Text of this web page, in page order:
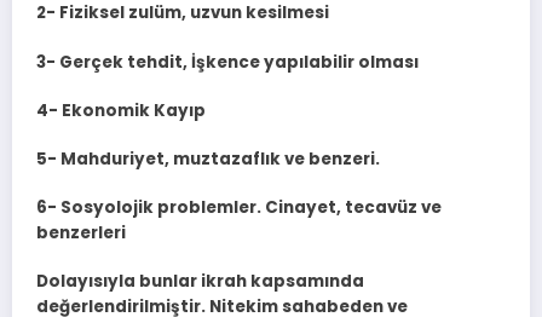
2- Fiziksel zulüm, uzvun kesilmesi
3- Gerçek tehdit, İşkence yapılabilir olması
4- Ekonomik Kayıp
5- Mahduriyet, muztazaflık ve benzeri.
6- Sosyolojik problemler. Cinayet, tecavüz ve
benzerleri
Dolayısıyla bunlar ikrah kapsamında
değerlendirilmiştir. Nitekim sahabeden ve